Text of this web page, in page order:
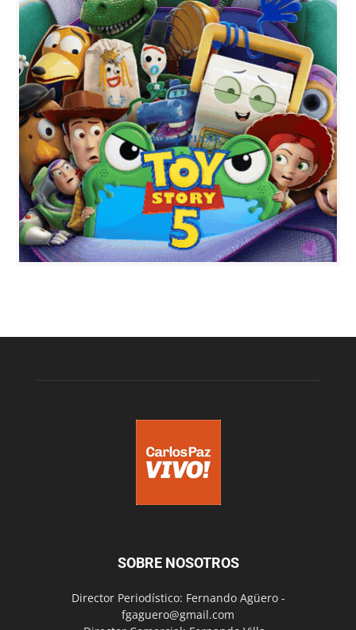
SOBRE NOSOTROS
Director Periodístico: Fernando Agüero -
fgaguero@gmail.com